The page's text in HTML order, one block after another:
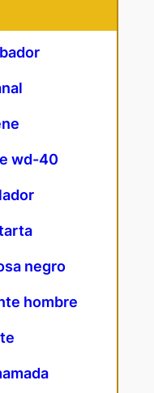
wd-40
negro
hombre